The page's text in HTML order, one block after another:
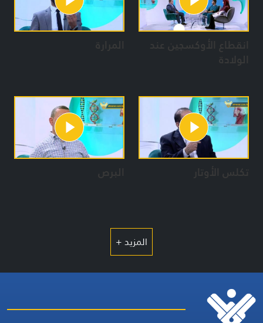
حوراء حلباوي / حسام ياسين / زينب بريطع
مهدي بيلون / زينب سليم / إدارة الإنتاج: جنان زغيب
انقطاع الأوكسجين عند
الولادة
المرارة
تكلس الأوتار البرص
المزيد +